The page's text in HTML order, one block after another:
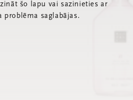
šo lapu vai sazinieties ar
problēma saglabājas.